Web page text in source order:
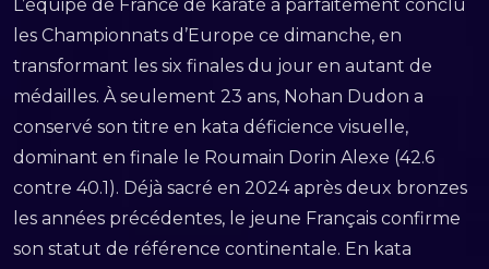
L’équipe de France de karaté a parfaitement conclu
les Championnats d’Europe ce dimanche, en
transformant les six finales du jour en autant de
médailles. À seulement 23 ans, Nohan Dudon a
conservé son titre en kata déficience visuelle,
dominant en finale le Roumain Dorin Alexe (42.6
contre 40.1). Déjà sacré en 2024 après deux bronzes
les années précédentes, le jeune Français confirme
son statut de référence continentale. En kata